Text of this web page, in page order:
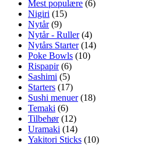
Mest populære (6)
Nigiri (15)
Nytår (9)
Nytår - Ruller (4)
Nytårs Starter (14)
Poke Bowls (10)
Rispapir (6)
Sashimi (5)
Starters (17)
Sushi menuer (18)
Temaki (6)
Tilbehør (12)
Uramaki (14)
Yakitori Sticks (10)